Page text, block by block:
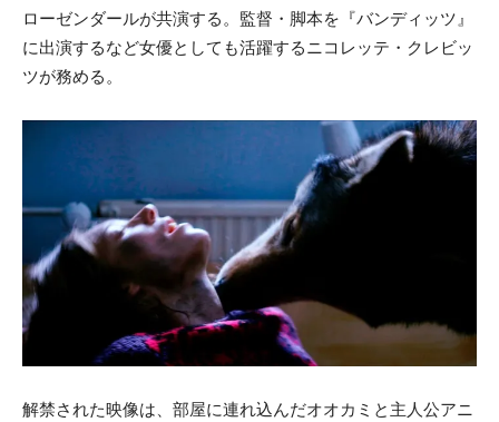
ローゼンダールが共演する。監督・脚本を『バンディッツ』
に出演するなど女優としても活躍するニコレッテ・クレビッ
ツが務める。
解禁された映像は、部屋に連れ込んだオオカミと主人公アニ